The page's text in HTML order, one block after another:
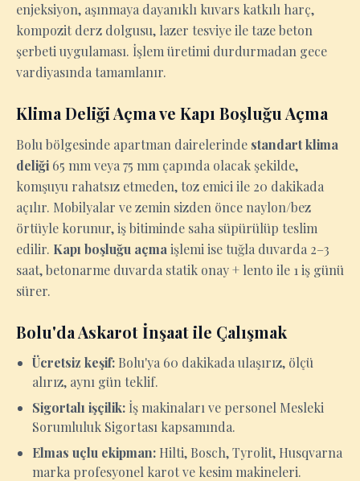
enjeksiyon, aşınmaya dayanıklı kuvars katkılı harç,
kompozit derz dolgusu, lazer tesviye ile taze beton
şerbeti uygulaması. İşlem üretimi durdurmadan gece
vardiyasında tamamlanır.
Klima Deliği Açma ve Kapı Boşluğu Açma
Bolu bölgesinde apartman dairelerinde standart klima
deliği 65 mm veya 75 mm çapında olacak şekilde,
komşuyu rahatsız etmeden, toz emici ile 20 dakikada
açılır. Mobilyalar ve zemin sizden önce naylon/bez
örtüyle korunur, iş bitiminde saha süpürülüp teslim
edilir. Kapı boşluğu açma işlemi ise tuğla duvarda 2–3
saat, betonarme duvarda statik onay + lento ile 1 iş günü
sürer.
Bolu'da Askarot İnşaat ile Çalışmak
Ücretsiz keşif: Bolu'ya 60 dakikada ulaşırız, ölçü
alırız, aynı gün teklif.
Sigortalı işçilik: İş makinaları ve personel Mesleki
Sorumluluk Sigortası kapsamında.
Elmas uçlu ekipman: Hilti, Bosch, Tyrolit, Husqvarna
marka profesyonel karot ve kesim makineleri.